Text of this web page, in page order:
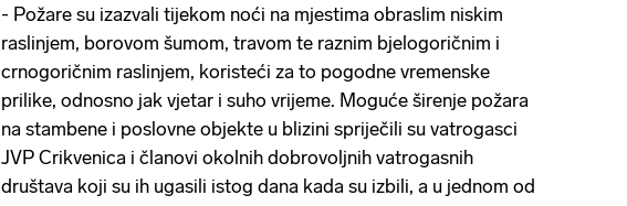
- Požare su izazvali tijekom noći na mjestima obraslim niskim
raslinjem, borovom šumom, travom te raznim bjelogoričnim i
crnogoričnim raslinjem, koristeći za to pogodne vremenske
prilike, odnosno jak vjetar i suho vrijeme. Moguće širenje požara
na stambene i poslovne objekte u blizini spriječili su vatrogasci
JVP Crikvenica i članovi okolnih dobrovoljnih vatrogasnih
društava koji su ih ugasili istog dana kada su izbili, a u jednom od